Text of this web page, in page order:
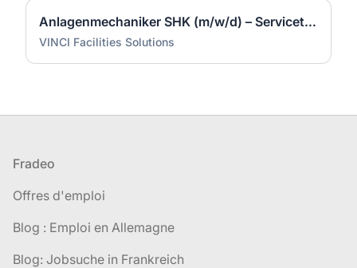
Anlagenmechaniker SHK (m/w/d) – Servicetechniker Heizung | Lüftung | Sanitär
VINCI Facilities Solutions
Pied de page
Fradeo
Offres d'emploi
Blog : Emploi en Allemagne
Blog: Jobsuche in Frankreich